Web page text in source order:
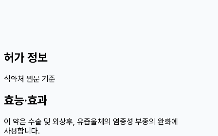
허가 정보
식약처 원문 기준
효능·효과
이 약은 수술 및 외상후, 유즙울체의 염증성 부종의 완화에
사용합니다.